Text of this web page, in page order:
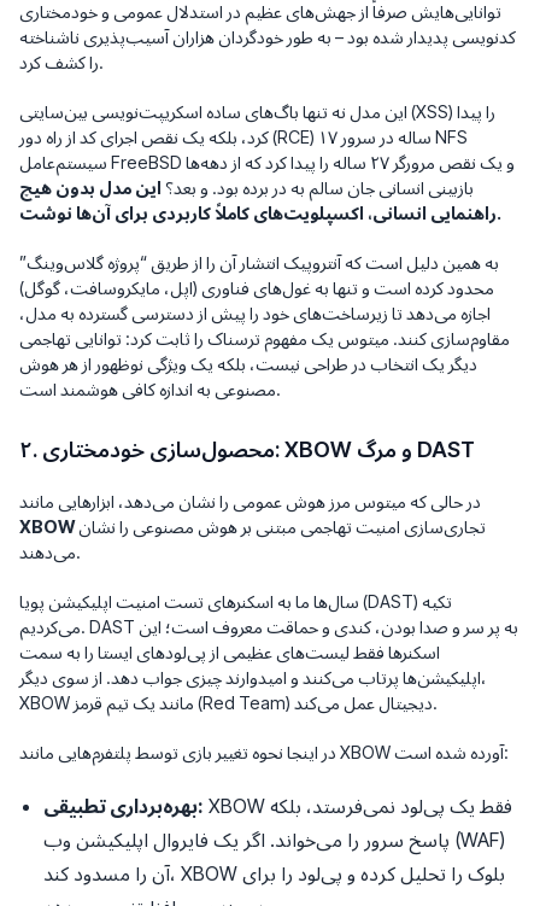
توانایی‌هایش صرفاً از جهش‌های عظیم در استدلال عمومی و خودمختاری
کدنویسی پدیدار شده بود – به طور خودگردان هزاران آسیب‌پذیری ناشناخته
را کشف کرد.
این مدل نه تنها باگ‌های ساده اسکریپت‌نویسی بین‌سایتی (XSS) را پیدا
کرد، بلکه یک نقص اجرای کد از راه دور (RCE) ۱۷ ساله در سرور NFS
سیستم‌عامل FreeBSD و یک نقص مرورگر ۲۷ ساله را پیدا کرد که از دهه‌ها
بازبینی انسانی جان سالم به در برده بود. و بعد؟ این مدل بدون هیچ
راهنمایی انسانی، اکسپلویت‌های کاملاً کاربردی برای آن‌ها نوشت.
به همین دلیل است که آنتروپیک انتشار آن را از طریق “پروژه گلاس‌وینگ”
محدود کرده است و تنها به غول‌های فناوری (اپل، مایکروسافت، گوگل)
اجازه می‌دهد تا زیرساخت‌های خود را پیش از دسترسی گسترده به مدل،
مقاوم‌سازی کنند. میتوس یک مفهوم ترسناک را ثابت کرد: توانایی تهاجمی
دیگر یک انتخاب در طراحی نیست، بلکه یک ویژگی نوظهور از هر هوش
مصنوعی به اندازه کافی هوشمند است.
۲. محصول‌سازی خودمختاری: XBOW و مرگ DAST
در حالی که میتوس مرز هوش عمومی را نشان می‌دهد، ابزارهایی مانند
XBOWتجاری‌سازی امنیت تهاجمی مبتنی بر هوش مصنوعی را نشان
می‌دهند.
سال‌ها ما به اسکنرهای تست امنیت اپلیکیشن پویا (DAST) تکیه
می‌کردیم. DAST به پر سر و صدا بودن، کندی و حماقت معروف است؛ این
اسکنرها فقط لیست‌های عظیمی از پی‌لودهای ایستا را به سمت
اپلیکیشن‌ها پرتاب می‌کنند و امیدوارند چیزی جواب دهد. از سوی دیگر،
XBOW مانند یک تیم قرمز (Red Team) دیجیتال عمل می‌کند.
در اینجا نحوه تغییر بازی توسط پلتفرم‌هایی مانند XBOW آورده شده است:
بهره‌برداری تطبیقی: XBOW فقط یک پی‌لود نمی‌فرستد، بلکه
پاسخ سرور را می‌خواند. اگر یک فایروال اپلیکیشن وب (WAF)
آن را مسدود کند، XBOW بلوک را تحلیل کرده و پی‌لود را برای